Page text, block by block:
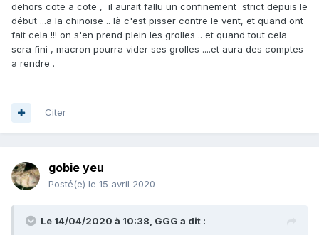
dehors cote a cote , il aurait fallu un confinement strict depuis le
début ...a la chinoise .. là c'est pisser contre le vent, et quand ont
fait cela !!! on s'en prend plein les grolles .. et quand tout cela
sera fini , macron pourra vider ses grolles ....et aura des comptes
a rendre .
Citer
gobie yeu
Posté(e) le 15 avril 2020
Le 14/04/2020 à 10:38, GGG a dit :